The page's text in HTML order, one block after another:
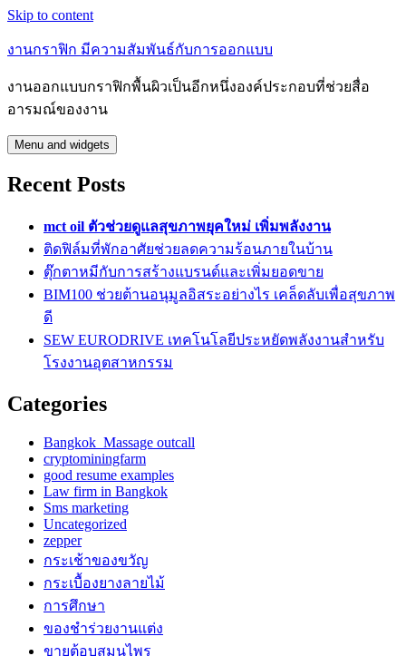
Skip to content
งานกราฟิก มีความสัมพันธ์กับการออกแบบ
งานออกแบบกราฟิกพื้นผิวเป็นอีกหนึ่งองค์ประกอบที่ช่วยสื่อ
อารมณ์ของงาน
Menu and widgets
Recent Posts
mct oil ตัวช่วยดูแลสุขภาพยุคใหม่ เพิ่มพลังงาน
ติดฟิล์มที่พักอาศัยช่วยลดความร้อนภายในบ้าน
ตุ๊กตาหมีกับการสร้างแบรนด์และเพิ่มยอดขาย
BIM100 ช่วยต้านอนุมูลอิสระอย่างไร เคล็ดลับเพื่อสุขภาพ
ดี
SEW EURODRIVE เทคโนโลยีประหยัดพลังงานสำหรับ
โรงงานอุตสาหกรรม
Categories
Bangkok Massage outcall
cryptominingfarm
good resume examples
Law firm in Bangkok
Sms marketing
Uncategorized
zepper
กระเช้าของขวัญ
กระเบื้องยางลายไม้
การศึกษา
ของชำร่วยงานแต่ง
ขายตู้อบสมุนไพร